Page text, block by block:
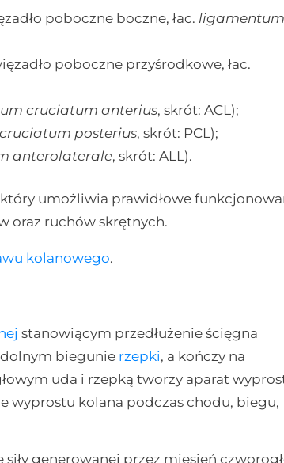
poboczne boczne, łac. ligamentum
poboczne przyśrodkowe, łac.
cruciatum anterius, skrót: ACL);
posterius, skrót: PCL);
anterolaterale, skrót: ALL).
umożliwia prawidłowe
oraz ruchów skrętnych.
kolanowego.
stanowiącym przedłużenie ścięgna
dolnym biegunie rzepki, a kończy na
uda i rzepką tworzy aparat
wyprostu kolana podczas chodu, biegu,
generowanej przez mięsień